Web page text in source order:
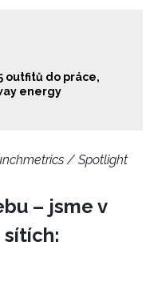
outfitů do práce,
energy
/ Spotlight
– jsme v
sítích: